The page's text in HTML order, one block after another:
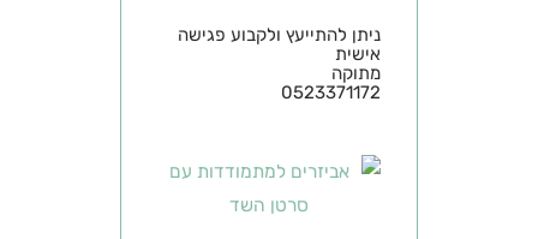
ניתן להתייעץ ולקבוע פגישה
אישית
מתוקה
0523371172